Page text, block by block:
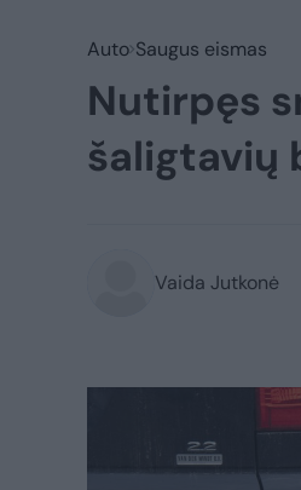
Auto Saugus eismas
Nutirpęs
šaligtavių
Vaida Jutkonė